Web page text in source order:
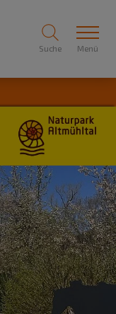
Suche Menü